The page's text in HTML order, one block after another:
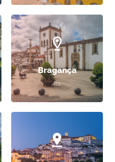
Bragança
(0)